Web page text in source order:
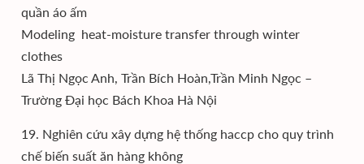
quần áo ấm
Modeling heat-moisture transfer through winter
clothes
Lã Thị Ngọc Anh, Trần Bích Hoàn,Trần Minh Ngọc –
Trường Đại học Bách Khoa Hà Nội
19. Nghiên cứu xây dựng hệ thống haccp cho quy trình
chế biến suất ăn hàng không